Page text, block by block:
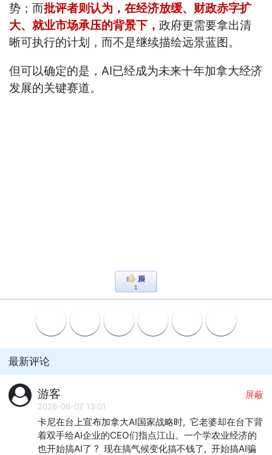
势；而批评者则认为，在经济放缓、财政赤字扩
大、就业市场承压的背景下，政府更需要拿出清
晰可执行的计划，而不是继续描绘远景蓝图。
但可以确定的是，AI已经成为未来十年加拿大经济
发展的关键赛道。
1
最新评论
游客 屏蔽
2026-06-07 13:01
卡尼在台上宣布加拿大AI国家战略时,  它老婆却在台下背
着双手给AI企业的CEO们指点江山。一个学农业经济的
也开始搞AI了 ?  现在搞气候变化搞不钱了,  开始搞AI骗